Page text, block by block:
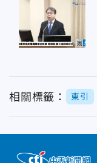
相關標籤： 東引